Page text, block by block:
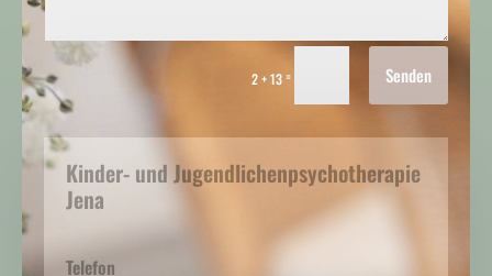
2 + 13= Senden
Kinder- und Jugendlichenpsychotherapie
Jena
Telefon